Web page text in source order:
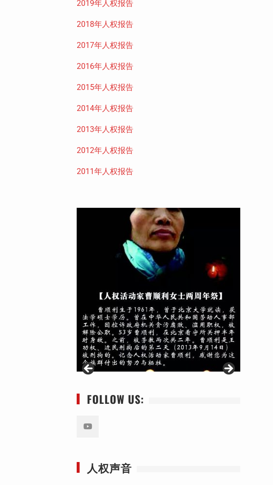
2019年人权报告
2018年人权报告
2017年人权报告
2016年人权报告
2015年人权报告
2014年人权报告
2013年人权报告
2012年人权报告
2011年人权报告
FOLLOW US:
人权声音